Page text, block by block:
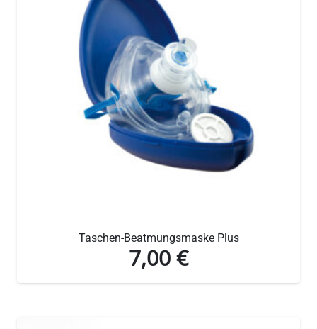
Taschen-Beatmungsmaske Plus
7,00€